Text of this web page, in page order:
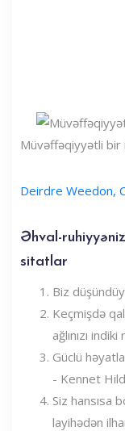
Müvəffəqiyyətli bir
Deirdre Weedon,
Əhval-
sitatlar
Biz
Keçmişdə
ağlınızı
Güclü
- Kennet
Siz hansısa
layihədən